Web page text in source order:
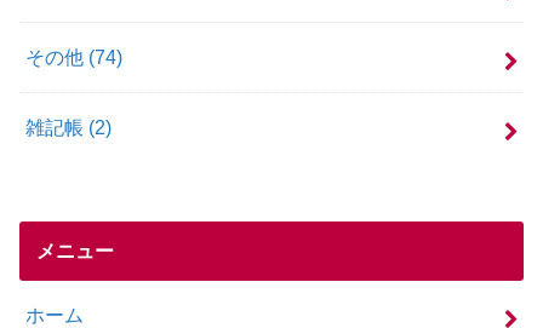
その他 (74)
雑記帳 (2)
メニュー
ホーム